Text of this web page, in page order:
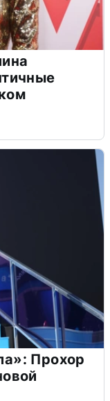
Прохор